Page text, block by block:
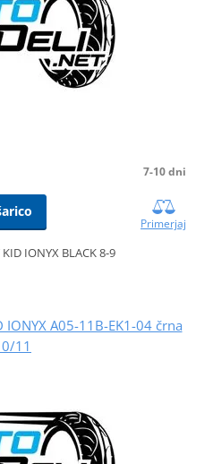
7-10 dni
Primerjaj
IONYX BLACK 8-9
IONYX A05-11B-EK1-04 črna
11